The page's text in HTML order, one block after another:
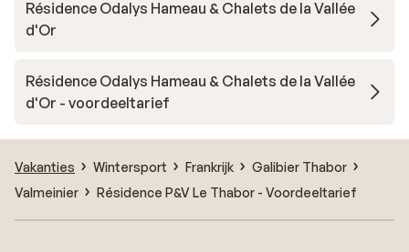
Résidence Odalys Hameau & Chalets de la Vallée
d'Or
Résidence Odalys Hameau & Chalets de la Vallée
d'Or - voordeeltarief
Vakanties Wintersport Frankrijk
Galibier Thabor
Valmeinier
Résidence P&V Le Thabor - Voordeeltarief